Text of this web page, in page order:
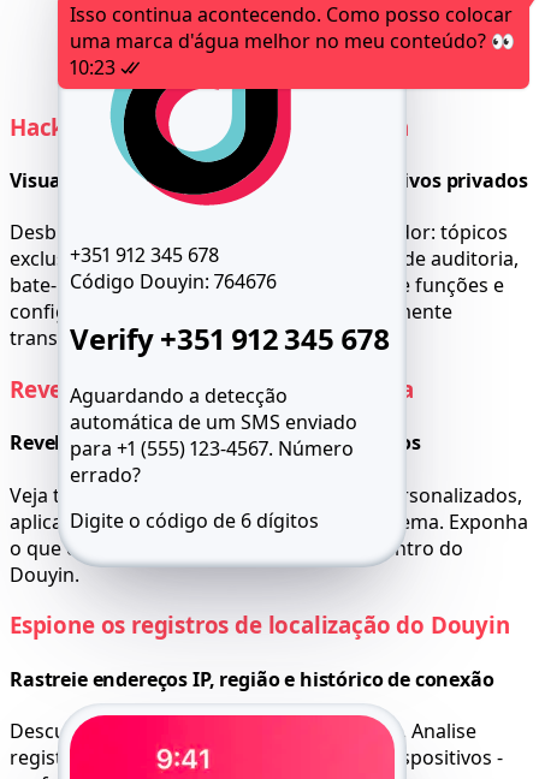
+351 912 345 678
Código Douyin: 764676
Verify +351 912 345 678
Aguardando a detecção
automática de um SMS enviado
para +1 (555) 123-4567. Número
errado?
Digite o código de 6 dígitos
Reenviar SMS 59:49 Ligue para mim
Isso continua acontecendo. Como posso colocar
uma marca d'água melhor no meu conteúdo? 👀
10:23
Hackear funções do servidor Douyin
Visualize permissões e canais administrativos privados
Desbloqueie a visibilidade no nível do servidor: tópicos
exclusivos para administradores, registros de auditoria,
bate-papos de moderadores, atribuições de funções e
configurações do servidor agora são totalmente
transparentes.
Revele informações ocultas da conta
Revele links, bots, integrações e metadados
Veja todos os serviços conectados, bots personalizados,
aplicativos verificados e metadados do sistema. Exponha
o que o usuário tentou manter invisível dentro do
Douyin.
Espione os registros de localização do Douyin
Rastreie endereços IP, região e histórico de conexão
Descubra onde e quando a conta foi usada. Analise
registros de login, zonas de IP e tipos de dispositivos -